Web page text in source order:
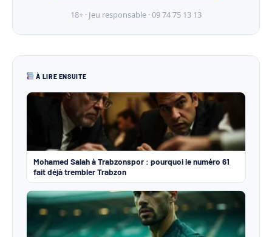
18+ · Jeu responsable · 09 74 75 13 13
À LIRE ENSUITE
Mohamed Salah à Trabzonspor : pourquoi le numéro 61
fait déjà trembler Trabzon